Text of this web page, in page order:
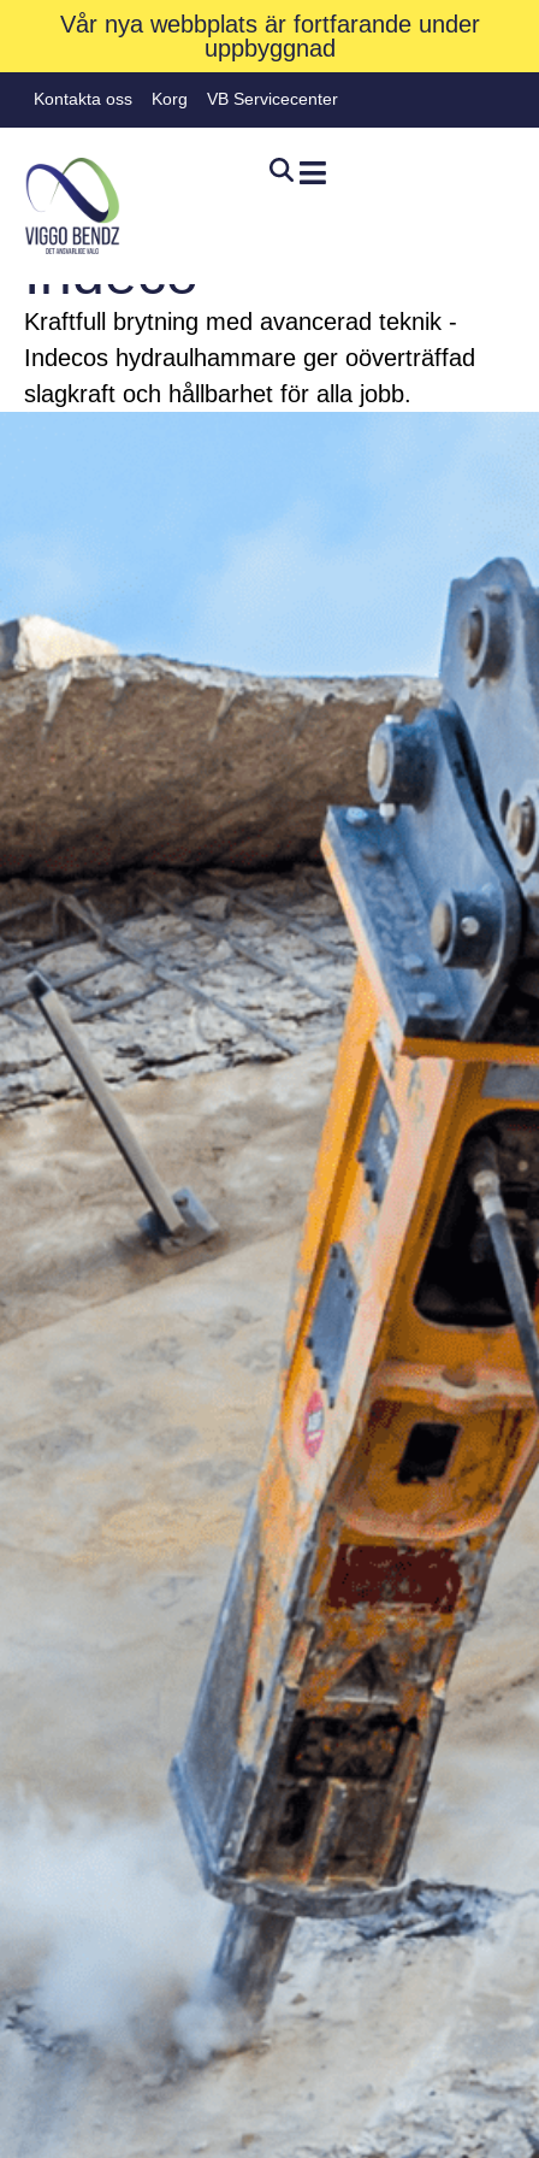
Vår nya webbplats är fortfarande under
uppbyggnad
Kontakta oss Korg VB Servicecenter
BRAND
Indeco
Kraftfull brytning med avancerad teknik -
Indecos hydraulhammare ger oöverträffad
slagkraft och hållbarhet för alla jobb.
Hjem»Varumärken»Indeco